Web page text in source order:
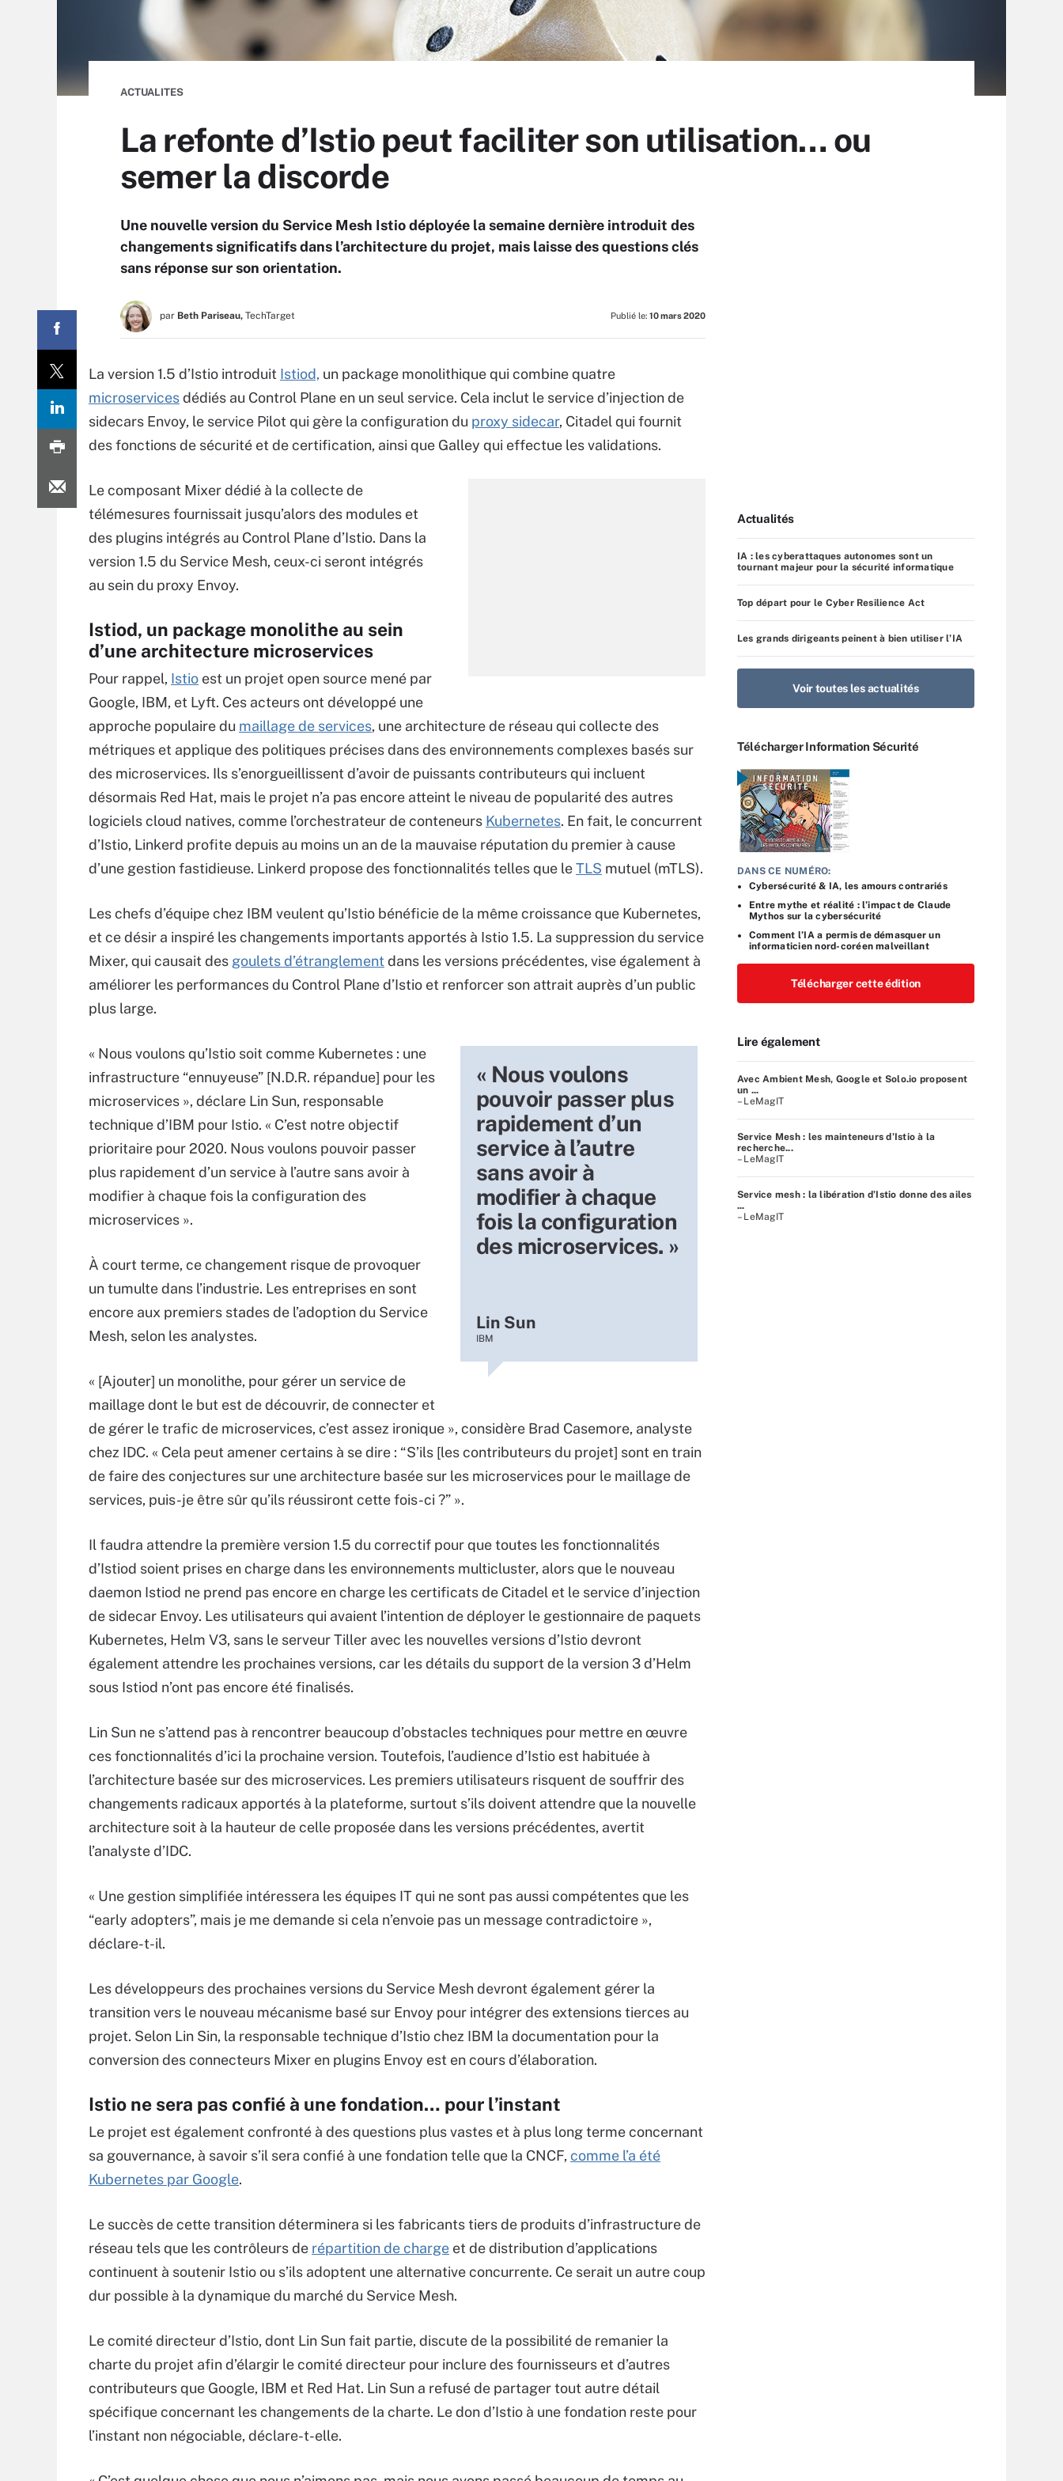
ACTUALITES
La refonte d’Istio peut faciliter son utilisation… ou
semer la discorde
Une nouvelle version du Service Mesh Istio déployée la semaine dernière introduit des
changements significatifs dans l’architecture du projet, mais laisse des questions clés
sans réponse sur son orientation.
par Beth Pariseau, TechTarget Publié le: 10 mars 2020
La version 1.5 d’Istio introduit Istiod, un package monolithique qui combine quatre
microservicesdédiés au Control Plane en un seul service. Cela inclut le service d’injection de
sidecars Envoy, le service Pilot qui gère la configuration du proxy sidecar, Citadel qui fournit
des fonctions de sécurité et de certification, ainsi que Galley qui effectue les validations.
Le composant Mixer dédié à la collecte de
télémesures fournissait jusqu’alors des modules et
des plugins intégrés au Control Plane d’Istio. Dans la
version 1.5 du Service Mesh, ceux-ci seront intégrés
au sein du proxy Envoy.
Istiod, un package monolithe au sein
d’une architecture microservices
Pour rappel, Istio est un projet open source mené par
Google, IBM, et Lyft. Ces acteurs ont développé une
approche populaire du maillage de services, une architecture de réseau qui collecte des
métriques et applique des politiques précises dans des environnements complexes basés sur
des microservices. Ils s’enorgueillissent d’avoir de puissants contributeurs qui incluent
désormais Red Hat, mais le projet n’a pas encore atteint le niveau de popularité des autres
logiciels cloud natives, comme l’orchestrateur de conteneurs Kubernetes. En fait, le concurrent
d’Istio, Linkerd profite depuis au moins un an de la mauvaise réputation du premier à cause
d’une gestion fastidieuse. Linkerd propose des fonctionnalités telles que leTLS mutuel (mTLS).
Les chefs d’équipe chez IBM veulent qu’Istio bénéficie de la même croissance que Kubernetes,
et ce désir a inspiré les changements importants apportés à Istio 1.5. La suppression du service
Mixer, qui causait des goulets d’étranglement dans les versions précédentes, vise également à
améliorer les performances du Control Plane d’Istio et renforcer son attrait auprès d’un public
plus large.
« Nous voulons
pouvoir passer plus
rapidement d’un
service à l’autre
sans avoir à
modifier à chaque
fois la configuration
des microservices. »
Lin Sun
IBM
« Nous voulons qu’Istio soit comme Kubernetes : une
infrastructure “ennuyeuse” [N.D.R. répandue] pour les
microservices », déclare Lin Sun, responsable
technique d’IBM pour Istio. « C’est notre objectif
prioritaire pour 2020. Nous voulons pouvoir passer
plus rapidement d’un service à l’autre sans avoir à
modifier à chaque fois la configuration des
microservices ».
À court terme, ce changement risque de provoquer
un tumulte dans l’industrie. Les entreprises en sont
encore aux premiers stades de l’adoption du Service
Mesh, selon les analystes.
« [Ajouter] un monolithe, pour gérer un service de
maillage dont le but est de découvrir, de connecter et
de gérer le trafic de microservices, c’est assez ironique », considère Brad Casemore, analyste
chez IDC. « Cela peut amener certains à se dire : “S’ils [les contributeurs du projet] sont en train
de faire des conjectures sur une architecture basée sur les microservices pour le maillage de
services, puis-je être sûr qu’ils réussiront cette fois-ci ?” ».
Il faudra attendre la première version 1.5 du correctif pour que toutes les fonctionnalités
d’Istiod soient prises en charge dans les environnements multicluster, alors que le nouveau
daemon Istiod ne prend pas encore en charge les certificats de Citadel et le service d’injection
de sidecar Envoy. Les utilisateurs qui avaient l’intention de déployer le gestionnaire de paquets
Kubernetes, Helm V3, sans le serveur Tiller avec les nouvelles versions d’Istio devront
également attendre les prochaines versions, car les détails du support de la version 3 d’Helm
sous Istiod n’ont pas encore été finalisés.
Lin Sun ne s’attend pas à rencontrer beaucoup d’obstacles techniques pour mettre en œuvre
ces fonctionnalités d’ici la prochaine version. Toutefois, l’audience d’Istio est habituée à
l’architecture basée sur des microservices. Les premiers utilisateurs risquent de souffrir des
changements radicaux apportés à la plateforme, surtout s’ils doivent attendre que la nouvelle
architecture soit à la hauteur de celle proposée dans les versions précédentes, avertit
l’analyste d’IDC.
« Une gestion simplifiée intéressera les équipes IT qui ne sont pas aussi compétentes que les
“early adopters”, mais je me demande si cela n’envoie pas un message contradictoire »,
déclare-t-il.
Les développeurs des prochaines versions du Service Mesh devront également gérer la
transition vers le nouveau mécanisme basé sur Envoy pour intégrer des extensions tierces au
projet. Selon Lin Sin, la responsable technique d’Istio chez IBM la documentation pour la
conversion des connecteurs Mixer en plugins Envoy est en cours d’élaboration.
Istio ne sera pas confié à une fondation… pour l’instant
Le projet est également confronté à des questions plus vastes et à plus long terme concernant
sa gouvernance, à savoir s’il sera confié à une fondation telle que la CNCF, comme l’a été
Kubernetes par Google.
Le succès de cette transition déterminera si les fabricants tiers de produits d’infrastructure de
réseau tels que les contrôleurs de répartition de charge et de distribution d’applications
continuent à soutenir Istio ou s’ils adoptent une alternative concurrente. Ce serait un autre coup
dur possible à la dynamique du marché du Service Mesh.
Le comité directeur d’Istio, dont Lin Sun fait partie, discute de la possibilité de remanier la
charte du projet afin d’élargir le comité directeur pour inclure des fournisseurs et d’autres
contributeurs que Google, IBM et Red Hat. Lin Sun a refusé de partager tout autre détail
spécifique concernant les changements de la charte. Le don d’Istio à une fondation reste pour
l’instant non négociable, déclare-t-elle.
Actualités
IA : les cyberattaques autonomes sont un
tournant majeur pour la sécurité informatique
Top départ pour le Cyber Resilience Act
Les grands dirigeants peinent à bien utiliser l’IA
Voir toutes les actualités
Télécharger Information Sécurité
DANS CE NUMÉRO:
Cybersécurité & IA, les amours contrariés
Entre mythe et réalité : l’impact de Claude
Mythos sur la cybersécurité
Comment l’IA a permis de démasquer un
informaticien nord-coréen malveillant
Télécharger cette édition
Lire également
Avec Ambient Mesh, Google et Solo.io proposent
un ...
– LeMagIT
Service Mesh : les mainteneurs d’Istio à la
recherche...
– LeMagIT
Service mesh : la libération d’Istio donne des ailes
...
– LeMagIT